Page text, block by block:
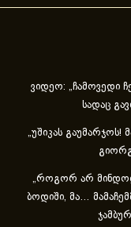
ვიდეო: „ჩამოვედი
სადაც
„უშიკას
„როგორ არ
ბოდიში, მა…